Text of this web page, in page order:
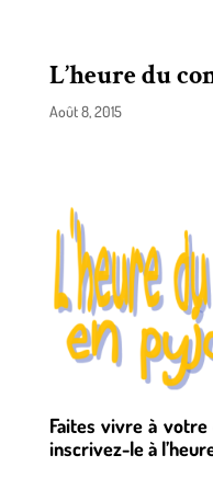
L’heure du
Août 8, 2015
Faites vivre à
inscrivez-le à